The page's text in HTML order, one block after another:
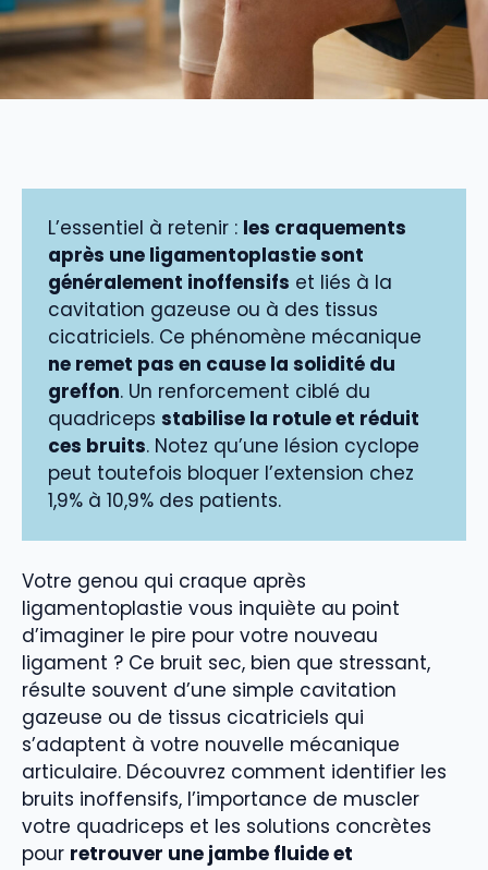
L’essentiel à retenir : les craquements
après une ligamentoplastie sont
généralement inoffensifs et liés à la
cavitation gazeuse ou à des tissus
cicatriciels. Ce phénomène mécanique
ne remet pas en cause la solidité du
greffon. Un renforcement ciblé du
quadriceps stabilise la rotule et réduit
ces bruits. Notez qu’une lésion cyclope
peut toutefois bloquer l’extension chez
1,9% à 10,9% des patients.
Votre genou qui craque après
ligamentoplastie vous inquiète au point
d’imaginer le pire pour votre nouveau
ligament ? Ce bruit sec, bien que stressant,
résulte souvent d’une simple cavitation
gazeuse ou de tissus cicatriciels qui
s’adaptent à votre nouvelle mécanique
articulaire. Découvrez comment identifier les
bruits inoffensifs, l’importance de muscler
votre quadriceps et les solutions concrètes
pour retrouver une jambe fluide et